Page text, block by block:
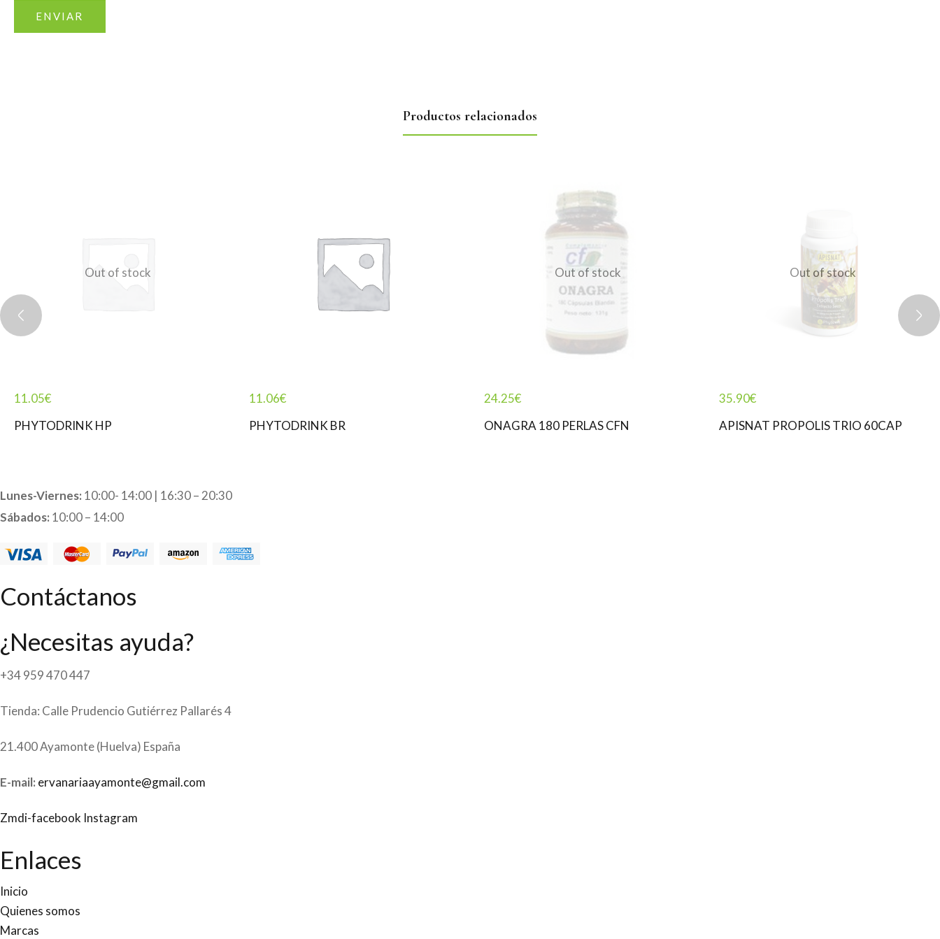
Productos relacionados
Out of stock
11.05€
PHYTODRINK HP
11.06€
PHYTODRINK BR
Out of stock
24.25€
ONAGRA 180 PERLAS CFN
Out of stock
35.90€
APISNAT PROPOLIS TRIO 60CAP
Lunes-Viernes: 10:00- 14:00 | 16:30 – 20:30
Sábados: 10:00 – 14:00
Contáctanos
¿Necesitas ayuda?
+34 959 470 447
Tienda: Calle Prudencio Gutiérrez Pallarés 4
21.400 Ayamonte (Huelva) España
E-mail: ervanariaayamonte@gmail.com
Zmdi-facebook Instagram
Enlaces
Inicio
Quienes somos
Marcas